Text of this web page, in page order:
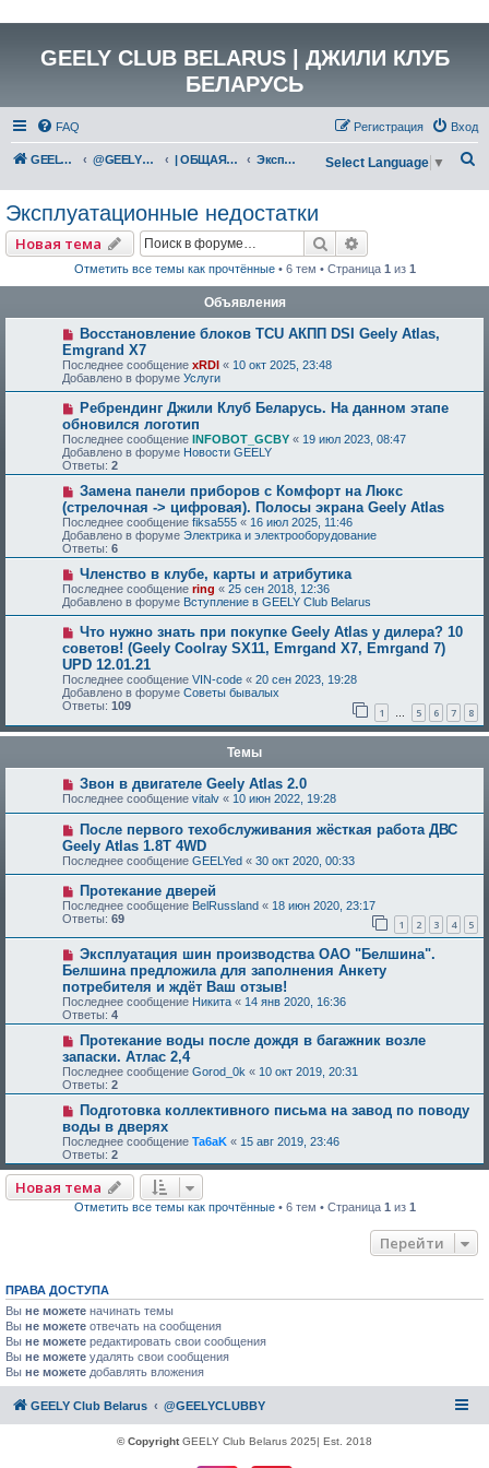
GEELY CLUB BELARUS | ДЖИЛИ КЛУБ
БЕЛАРУСЬ
FAQ Вход
Регистрация
GEELY Club Belarus @GEELYCLUBBY | ОБЩАЯ ТЕХНИЧЕСКАЯ ИНФОРМАЦИЯ Эксплуатационные недостатки Select Language ▼
Эксплуатационные недостатки
Новая тема Поиск
Отметить все темы как прочтённые• 6 тем • Страница 1 из 1
Объявления
Восстановление блоков TCU АКПП DSI Geely Atlas,
Emgrand X7
Последнее сообщение xRDI « 10 окт 2025, 23:48
Добавлено в форуме Услуги
Ребрендинг Джили Клуб Беларусь. На данном этапе
обновился логотип
Последнее сообщение INFOBOT_GCBY « 19 июл 2023, 08:47
Добавлено в форуме Новости GEELY
Ответы: 2
Замена панели приборов с Комфорт на Люкс
(стрелочная -> цифровая). Полосы экрана Geely Atlas
Последнее сообщение fiksa555 « 16 июл 2025, 11:46
Добавлено в форуме Электрика и электрооборудование
Ответы: 6
Членство в клубе, карты и атрибутика
Последнее сообщение ring « 25 сен 2018, 12:36
Добавлено в форуме Вступление в GEELY Club Belarus
Что нужно знать при покупке Geely Atlas у дилера? 10
советов! (Geely Coolray SX11, Emrgand X7, Emrgand 7)
UPD 12.01.21
Последнее сообщение VIN-code « 20 сен 2023, 19:28
Добавлено в форуме Советы бывалых
Ответы: 109 1 … 5 6 7 8
Темы
Звон в двигателе Geely Atlas 2.0
Последнее сообщение vitalv « 10 июн 2022, 19:28
После первого техобслуживания жёсткая работа ДВС
Geely Atlas 1.8T 4WD
Последнее сообщение GEELYed « 30 окт 2020, 00:33
Протекание дверей
Последнее сообщение BelRussland « 18 июн 2020, 23:17
Ответы: 69 1 2 3 4 5
Эксплуатация шин производства ОАО "Белшина".
Белшина предложила для заполнения Анкету
потребителя и ждёт Ваш отзыв!
Последнее сообщение Никита « 14 янв 2020, 16:36
Ответы: 4
Протекание воды после дождя в багажник возле
запаски. Атлас 2,4
Последнее сообщение Gorod_0k « 10 окт 2019, 20:31
Ответы: 2
Подготовка коллективного письма на завод по поводу
воды в дверях
Последнее сообщение Ta6aK « 15 авг 2019, 23:46
Ответы: 2
Новая тема
Отметить все темы как прочтённые• 6 тем • Страница 1 из 1
Перейти
ПРАВА ДОСТУПА
Вы не можете начинать темы
Вы не можете отвечать на сообщения
Вы не можете редактировать свои сообщения
Вы не можете удалять свои сообщения
Вы не можете добавлять вложения
GEELY Club Belarus @GEELYCLUBBY
© CopyrightGEELY Club Belarus 2025| Est. 2018